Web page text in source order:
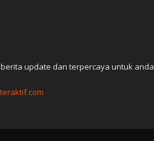
update dan terpercaya untuk anda